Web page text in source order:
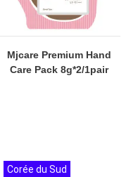
Mjcare Premium Hand
Care Pack 8g*2/1pair
Corée du Sud